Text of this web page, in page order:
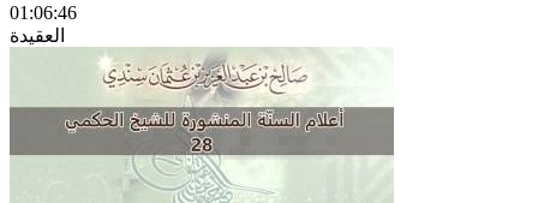
01:06:46
العقيدة